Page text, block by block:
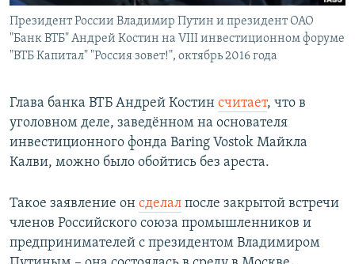
Все сайты РСЕ/РС
Президент России Владимир Путин и президент ОАО
"Банк ВТБ" Андрей Костин на VIII инвестиционном форуме
"ВТБ Капитал" "Россия зовет!", октябрь 2016 года
Глава банка ВТБ Андрей Костин считает, что в
уголовном деле, заведённом на основателя
инвестиционного фонда Baring Vostok Майкла
Калви, можно было обойтись без ареста.
Такое заявление он сделал после закрытой встречи
членов Российского союза промышленников и
предпринимателей с президентом Владимиром